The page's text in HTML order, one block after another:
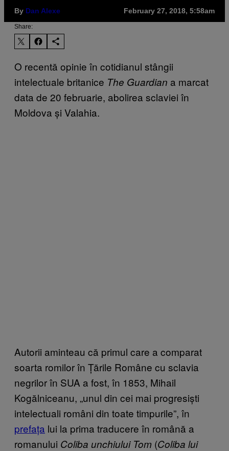
By Dan Alexe February 27, 2018, 5:58am
Share:
O recentă opinie în cotidianul stângii
intelectuale britanice The Guardian a marcat
data de 20 februarie, abolirea sclaviei în
Moldova și Valahia.
Autorii aminteau că primul care a comparat
soarta romilor în Țările Române cu sclavia
negrilor în SUA a fost, în 1853, Mihail
Kogălniceanu, „unul din cei mai progresiști
intelectuali români din toate timpurile”, în
prefața lui la prima traducere în română a
romanului Coliba unchiului Tom (Coliba lui